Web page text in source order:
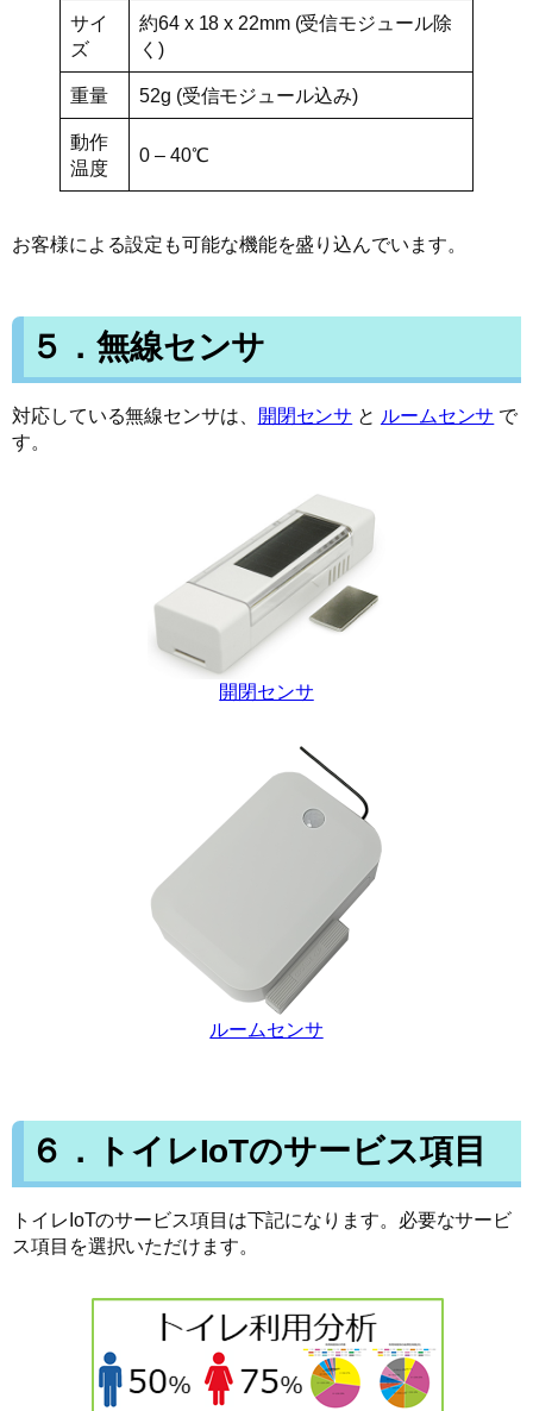
サイ
ズ
約64 x 18 x 22mm (受信モジュール除
く)
重量 52g (受信モジュール込み)
動作
温度
0 – 40℃
お客様による設定も可能な機能を盛り込んでいます。
５．無線センサ
対応している無線センサは、 開閉センサ と ルームセンサ で
す。
開閉センサ
ルームセンサ
６．トイレIoTのサービス項目
トイレIoTのサービス項目は下記になります。必要なサービ
ス項目を選択いただけます。